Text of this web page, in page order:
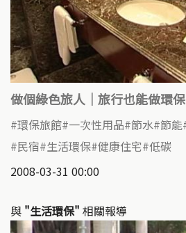
做個綠色旅人｜旅行也能做環保
環保旅館 一次性用品 節水 節能
民宿 生活環保 健康住宅 低碳
2008-03-31 00:00
與 "生活環保" 相關報導